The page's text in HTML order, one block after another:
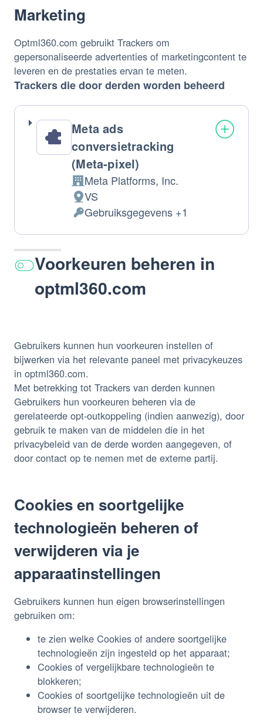
Marketing
Optml360.com gebruikt Trackers om
gepersonaliseerde advertenties of marketingcontent te
leveren en de prestaties ervan te meten.
Trackers die door derden worden beheerd
Meta ads
conversietracking
(Meta-pixel)
Bedrijf:
Meta Platforms, Inc.
Verwerkingslocatie:
VS
Verwerkte
Persoonsgegevens:
Gebruiksgegevens +1
Voorkeuren beheren in
optml360.com
Gebruikers kunnen hun voorkeuren instellen of
bijwerken via het relevante paneel met privacykeuzes
in optml360.com.
Met betrekking tot Trackers van derden kunnen
Gebruikers hun voorkeuren beheren via de
gerelateerde opt-outkoppeling (indien aanwezig), door
gebruik te maken van de middelen die in het
privacybeleid van de derde worden aangegeven, of
door contact op te nemen met de externe partij.
Cookies en soortgelijke
technologieën beheren of
verwijderen via je
apparaatinstellingen
Gebruikers kunnen hun eigen browserinstellingen
gebruiken om:
te zien welke Cookies of andere soortgelijke
technologieën zijn ingesteld op het apparaat;
Cookies of vergelijkbare technologieën te
blokkeren;
Cookies of soortgelijke technologieën uit de
browser te verwijderen.